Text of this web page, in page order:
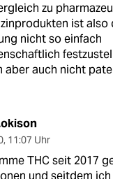
zu
ist also
nicht so einfach
aber auch nicht
, 11:07 Uhr
THC seit 2017